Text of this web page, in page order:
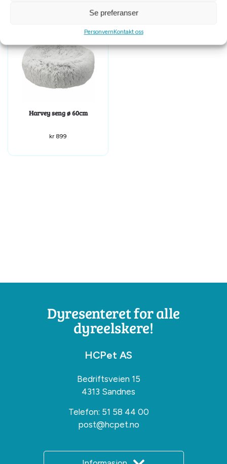
Se preferanser
PersonvernKontakt oss
Harvey seng ø 60cm
kr 899
Dyresenteret for alle
dyreelskere!
HCPet AS
Bedriftsveien 15
4313 Sandnes
Telefon: 51 58 44 00
post@hcpet.no